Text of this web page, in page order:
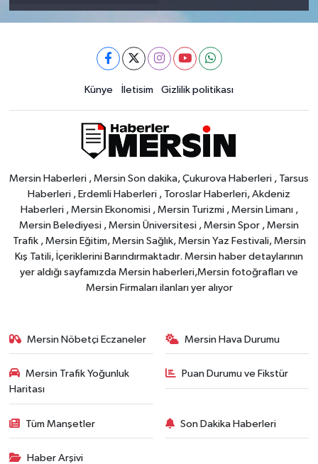
Künye İletisim Gizlilik politikası
Mersin Haberleri , Mersin Son dakika, Çukurova Haberleri , Tarsus
Haberleri , Erdemli Haberleri , Toroslar Haberleri, Akdeniz
Haberleri , Mersin Ekonomisi , Mersin Turizmi , Mersin Limanı ,
Mersin Belediyesi , Mersin Üniversitesi , Mersin Spor , Mersin
Trafik , Mersin Eğitim, Mersin Sağlık, Mersin Yaz Festivali, Mersin
Kış Tatili, İçeriklerini Barındırmaktadır. Mersin haber detaylarının
yer aldığı sayfamızda Mersin haberleri,Mersin fotoğrafları ve
Mersin Firmaları ilanları yer alıyor
Mersin Nöbetçi Eczaneler Mersin Hava Durumu
Mersin Trafik Yoğunluk
Haritası
Puan Durumu ve Fikstür
Tüm Manşetler Son Dakika Haberleri
Haber Arşivi